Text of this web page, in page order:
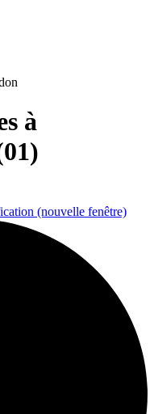
à
(nouvelle fenêtre)